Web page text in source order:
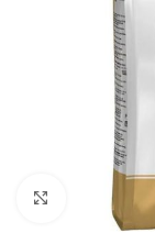
Нажмите,